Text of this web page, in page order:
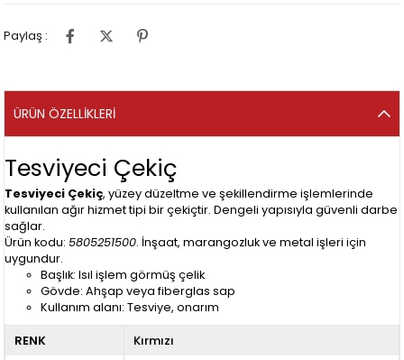
Paylaş :
ÜRÜN ÖZELLIKLERI
Tesviyeci Çekiç
Tesviyeci Çekiç, yüzey düzeltme ve şekillendirme işlemlerinde
kullanılan ağır hizmet tipi bir çekiçtir. Dengeli yapısıyla güvenli darbe
sağlar.
Ürün kodu:5805251500. İnşaat, marangozluk ve metal işleri için
uygundur.
Başlık: Isıl işlem görmüş çelik
Gövde: Ahşap veya fiberglas sap
Kullanım alanı: Tesviye, onarım
RENK
Kırmızı